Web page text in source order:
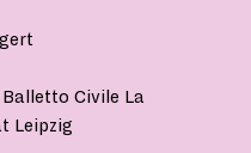
Civile La
Leipzig